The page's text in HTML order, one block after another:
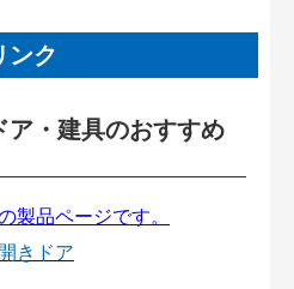
ンク
ア・建具のおすすめ
きドア